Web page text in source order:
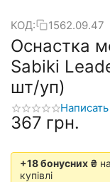
КОД: 1562.09.47
Оснастка
Sabiki
шт/уп)
‍367‍ грн.
+18 бонусних ₴
купівлі